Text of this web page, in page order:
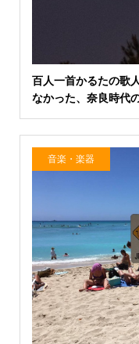
百人一首かるたの歌
なかった、奈良時代
音楽・楽器